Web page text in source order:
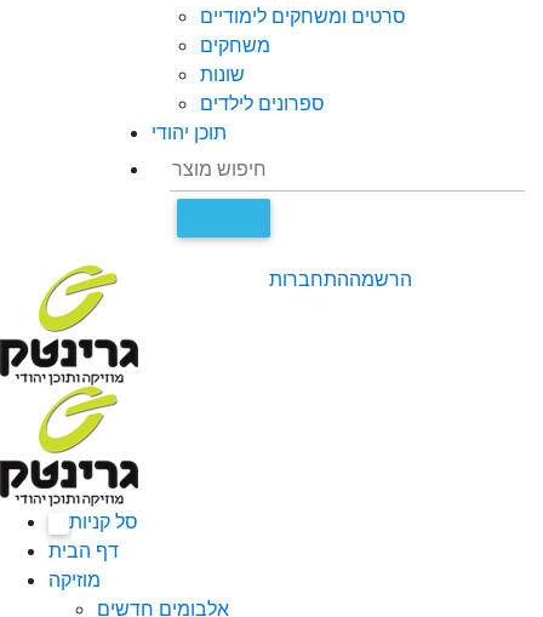
סרטים ומשחקים לימודיים
משחקים
שונות
ספרונים לילדים
תוכן יהודי
התחברותהרשמה
סל קניות
דף הבית
מוזיקה
אלבומים חדשים